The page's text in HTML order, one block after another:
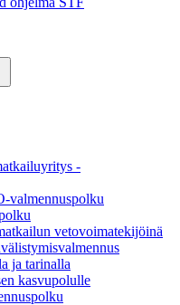
-
valmennuspolku
vetovoimatekijöinä
ja tarinalla
kasvupolulle